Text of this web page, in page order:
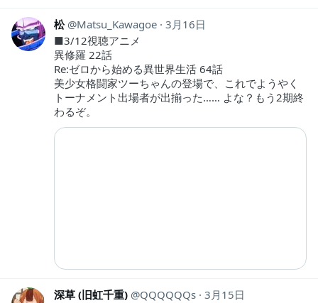
松 Matsu_Kawagoe 3月16日
■3/12視聴アニメ
異修羅 22話
Re:ゼロから始める異世界生活 64話
美少女格闘家ツーちゃんの登場で、これでようやく
トーナメント出場者が出揃った…… よな？もう2期終
わるぞ。
深草 (旧虹千重) QQQQQQs 3月15日